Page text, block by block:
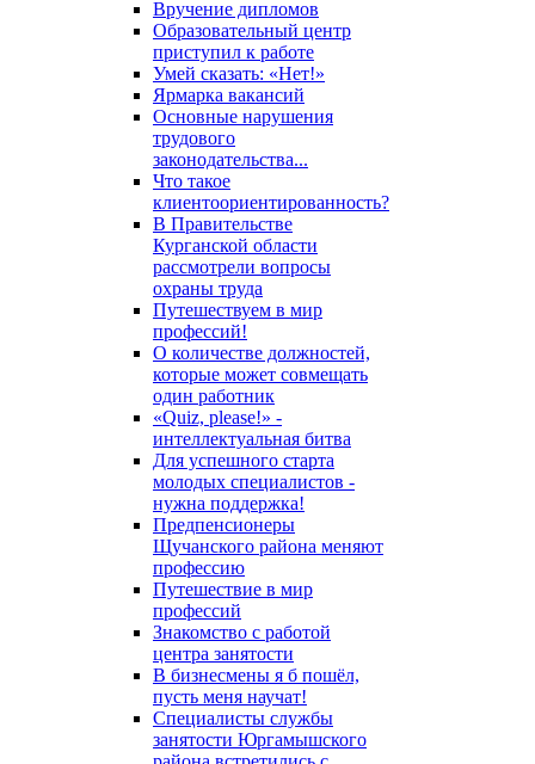
Вручение дипломов
Образовательный центр
приступил к работе
Умей сказать: «Нет!»
Ярмарка вакансий
Основные нарушения
трудового
законодательства...
Что такое
клиентоориентированность?
В Правительстве
Курганской области
рассмотрели вопросы
охраны труда
Путешествуем в мир
профессий!
О количестве должностей,
которые может совмещать
один работник
«Quiz, please!» -
интеллектуальная битва
Для успешного старта
молодых специалистов -
нужна поддержка!
Предпенсионеры
Щучанского района меняют
профессию
Путешествие в мир
профессий
Знакомство с работой
центра занятости
В бизнесмены я б пошёл,
пусть меня научат!
Специалисты службы
занятости Юргамышского